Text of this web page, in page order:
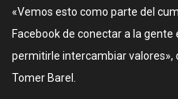
«Vemos esto como parte del
Facebook de conectar a la
permitirle intercambiar valores»,
Tomer Barel.